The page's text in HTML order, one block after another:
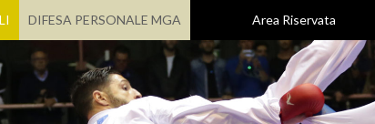
DIFESA PERSONALE MGA Area Riservata